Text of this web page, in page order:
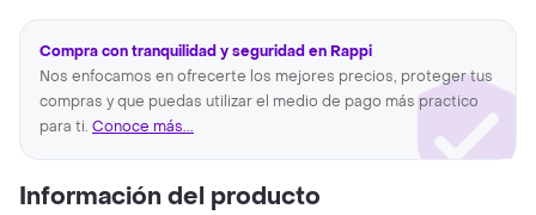
Compra con tranquilidad y seguridad en Rappi
Nos enfocamos en ofrecerte los mejores precios, proteger tus
compras y que puedas utilizar el medio de pago más practico
para ti. Conoce más...
Información del producto